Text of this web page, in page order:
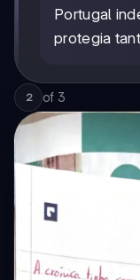
Portugal
protegia
2 of 3